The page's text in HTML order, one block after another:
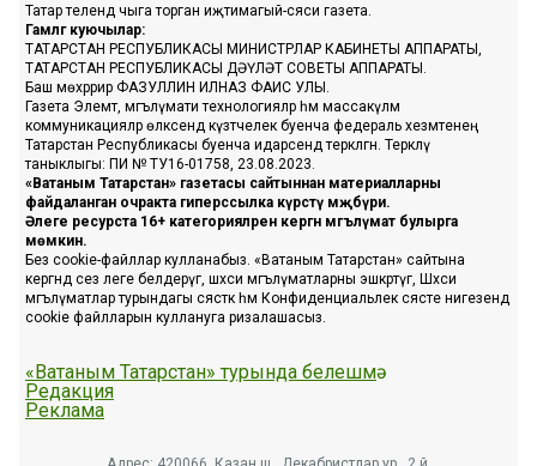
Татар телендә чыга торган иҗтимагый-сәяси газета.
Гамәлгә куючылар:
ТАТАРСТАН РЕСПУБЛИКАСЫ МИНИСТРЛАР КАБИНЕТЫ АППАРАТЫ,
ТАТАРСТАН РЕСПУБЛИКАСЫ ДӘҮЛӘТ СОВЕТЫ АППАРАТЫ.
Баш мөхәррир ФАЗУЛЛИН ИЛНАЗ ФАИС УЛЫ.
Газета Элемтә, мәгълүмати технологияләр һәм массакүләм
коммуникацияләр өлкәсендә күзәтчелек буенча федераль хезмәтенең
Татарстан Республикасы буенча идарәсендә теркәлгән. Теркәлү
таныклыгы: ПИ № ТУ16-01758, 23.08.2023.
«Ватаным Татарстан» газетасы сайтыннан материалларны
файдаланган очракта гиперссылка күрсәтү мәҗбүри.
Әлеге ресурста 16+ категорияләренә кергән мәгълүмат булырга
мөмкин.
Без cookie-файллар кулланабыз. «Ватаным Татарстан» сайтына
кергәндә сез әлеге белдерүгә, шәхси мәгълүматларны эшкәртүгә, Шәхси
мәгълүматлар турындагы сәясәткә һәм Конфиденциальлек сәясәте нигезендә
cookie файлларын куллануга ризалашасыз.
«Ватаным Татарстан» турында белешмә
Редакция
Реклама